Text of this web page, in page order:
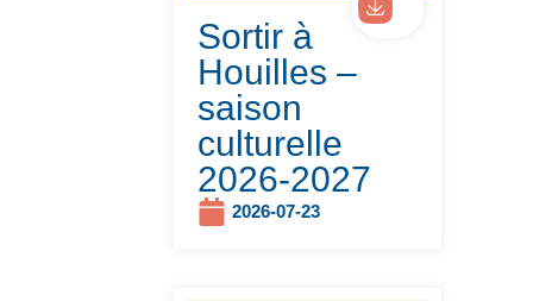
2026-07-23
Sortir à
Houilles –
saison
culturelle
2026-2027